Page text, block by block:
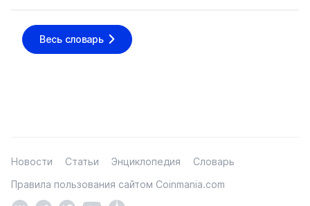
Весь словарь
Новости Статьи Энциклопедия
Словарь
Правила пользования сайтом Coinmania.com